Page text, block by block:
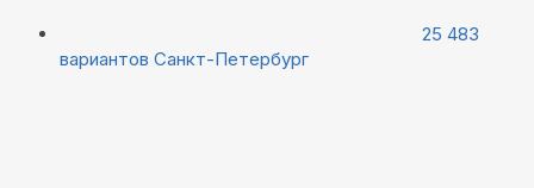
25 483
вариантов Санкт-Петербург